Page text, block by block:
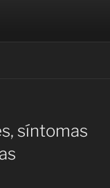
síntomas